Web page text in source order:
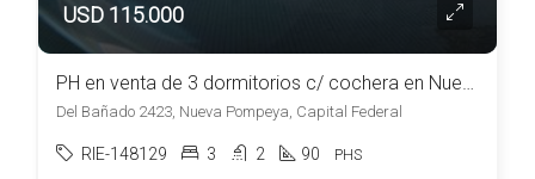
USD 115.000
PH en venta de 3 dormitorios c/ cochera en Nueva Pompeya
Del Bañado 2423, Nueva Pompeya, Capital Federal
RIE-148129 3 2 90 PHS